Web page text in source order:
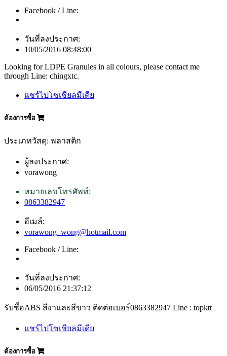
Facebook / Line:
วันที่ลงประกาศ:
10/05/2016 08:48:00
Looking for LDPE Granules in all colours, please contact me
through Line: chingxtc.
แชร์ไปโซเชียลมีเดีย
ต้องการซื้อ
ประเภทวัสดุ: พลาสติก
ผู้ลงประกาศ:
vorawong
หมายเลขโทรศัพท์:
0863382947
อีเมล์:
vorawong_wong@hotmail.com
Facebook / Line:
วันที่ลงประกาศ:
06/05/2016 21:37:12
รับซื้อABS สีงาและสีขาว ติดต่อเบอร์0863382947 Line : topktt
แชร์ไปโซเชียลมีเดีย
ต้องการซื้อ